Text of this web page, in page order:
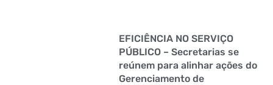
EFICIÊNCIA NO SERVIÇO
PÚBLICO – Secretarias se
reúnem para alinhar ações do
Gerenciamento de